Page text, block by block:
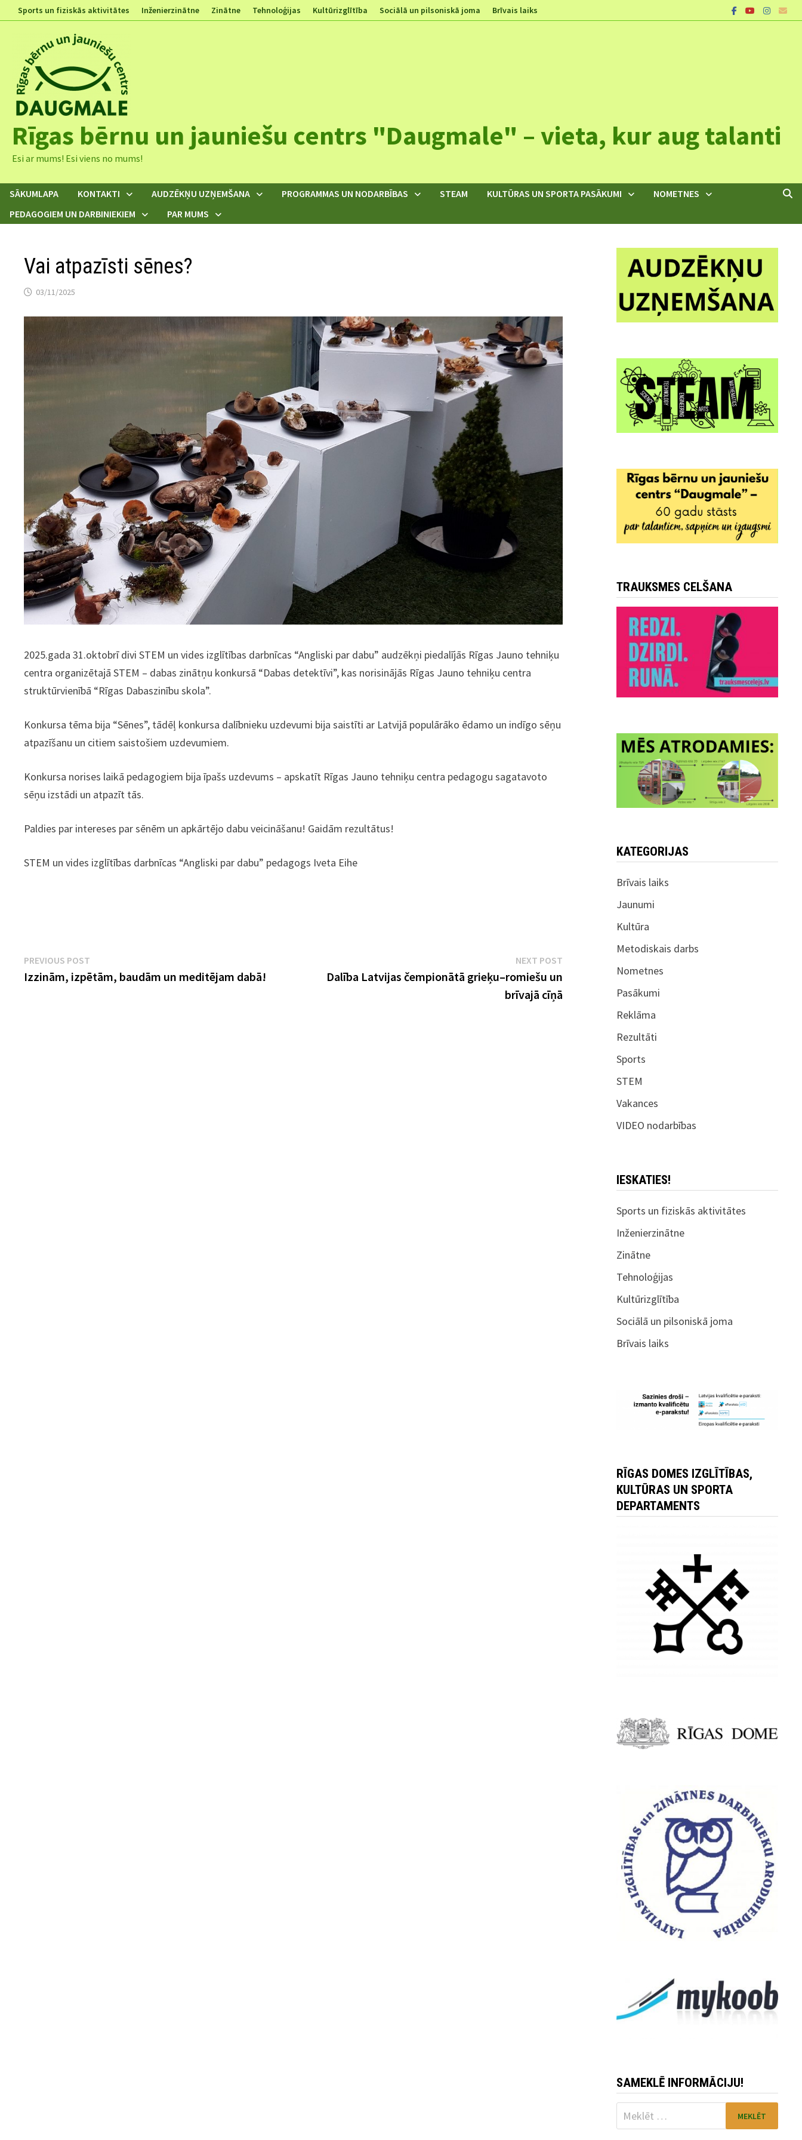
to
Sports un fiziskās aktivitātes Inženierzinātne Zinātne Tehnoloģijas Kultūrizglītība Sociālā un pilsoniskā joma Brīvais laiks
Rīgas bērnu un jauniešu centrs "Daugmale" – vieta, kur aug talanti
Esi ar mums! Esi viens no mums!
SĀKUMLAPA KONTAKTI AUDZĒKŅU UZŅEMŠANA PROGRAMMAS UN NODARBĪBAS STEAM KULTŪRAS UN SPORTA PASĀKUMI
NOMETNES
PEDAGOGIEM UN DARBINIEKIEM
PAR MUMS
Vai atpazīsti sēnes?
03/11/2025
2025.gada 31.oktobrī divi STEM un vides izglītības darbnīcas “Angliski par dabu” audzēkņi piedalījās Rīgas Jauno tehniķu
centra organizētajā STEM – dabas zinātņu konkursā “Dabas detektīvi”, kas norisinājās Rīgas Jauno tehniķu centra
struktūrvienībā “Rīgas Dabaszinību skola”.
Konkursa tēma bija “Sēnes”, tādēļ konkursa dalībnieku uzdevumi bija saistīti ar Latvijā populārāko ēdamo un indīgo sēņu
atpazīšanu un citiem saistošiem uzdevumiem.
Konkursa norises laikā pedagogiem bija īpašs uzdevums – apskatīt Rīgas Jauno tehniķu centra pedagogu sagatavoto
sēņu izstādi un atpazīt tās.
Paldies par intereses par sēnēm un apkārtējo dabu veicināšanu! Gaidām rezultātus!
STEM un vides izglītības darbnīcas “Angliski par dabu” pedagogs Iveta Eihe
Ziņu
izvēlne
PREVIOUS POST
post:
Izzinām, izpētām, baudām un meditējam dabā!
NEXT POSTNext
post:
Dalība Latvijas čempionātā grieķu–romiešu un
brīvajā cīņā
TRAUKSMES CELŠANA
KATEGORIJAS
Brīvais laiks
Jaunumi
Kultūra
Metodiskais darbs
Nometnes
Pasākumi
Reklāma
Rezultāti
Sports
STEM
Vakances
VIDEO nodarbības
IESKATIES!
Sports un fiziskās aktivitātes
Inženierzinātne
Zinātne
Tehnoloģijas
Kultūrizglītība
Sociālā un pilsoniskā joma
Brīvais laiks
RĪGAS DOMES IZGLĪTĪBAS,
KULTŪRAS UN SPORTA
DEPARTAMENTS
SAMEKLĒ INFORMĀCIJU!
Meklēt: